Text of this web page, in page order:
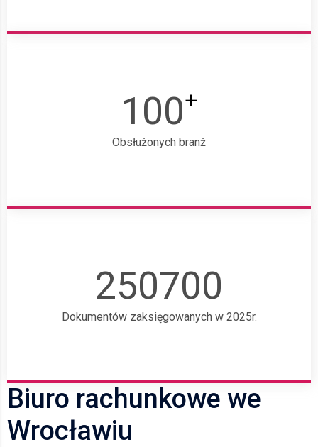
100+
Obsłużonych branż
250700
Dokumentów zaksięgowanych w 2025r.
Biuro rachunkowe we
Wrocławiu